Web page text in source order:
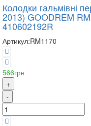
Колодки гальмівні
2013) GOODREM
410602192R
Артикул:RM1170
566грн
+
-